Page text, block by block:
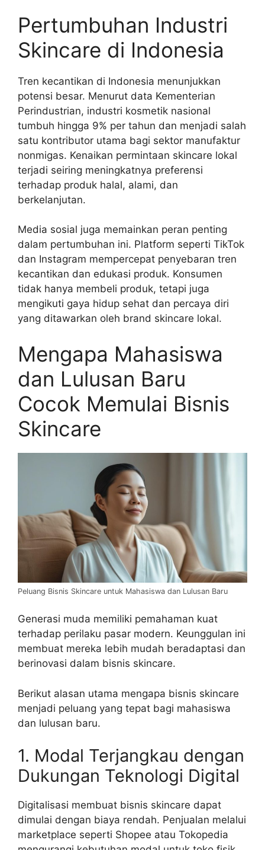
Pertumbuhan Industri
Skincare di Indonesia
Tren kecantikan di Indonesia menunjukkan
potensi besar. Menurut data Kementerian
Perindustrian, industri kosmetik nasional
tumbuh hingga 9% per tahun dan menjadi salah
satu kontributor utama bagi sektor manufaktur
nonmigas. Kenaikan permintaan skincare lokal
terjadi seiring meningkatnya preferensi
terhadap produk halal, alami, dan
berkelanjutan.
Media sosial juga memainkan peran penting
dalam pertumbuhan ini. Platform seperti TikTok
dan Instagram mempercepat penyebaran tren
kecantikan dan edukasi produk. Konsumen
tidak hanya membeli produk, tetapi juga
mengikuti gaya hidup sehat dan percaya diri
yang ditawarkan oleh brand skincare lokal.
Mengapa Mahasiswa
dan Lulusan Baru
Cocok Memulai Bisnis
Skincare
Peluang Bisnis Skincare untuk Mahasiswa dan Lulusan Baru
Generasi muda memiliki pemahaman kuat
terhadap perilaku pasar modern. Keunggulan ini
membuat mereka lebih mudah beradaptasi dan
berinovasi dalam bisnis skincare.
Berikut alasan utama mengapa bisnis skincare
menjadi peluang yang tepat bagi mahasiswa
dan lulusan baru.
1. Modal Terjangkau dengan
Dukungan Teknologi Digital
Digitalisasi membuat bisnis skincare dapat
dimulai dengan biaya rendah. Penjualan melalui
marketplace seperti Shopee atau Tokopedia